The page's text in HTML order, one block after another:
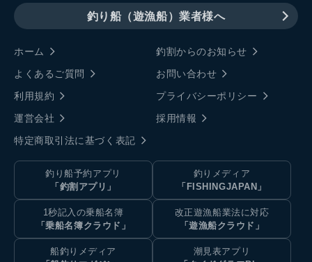
釣り船（遊漁船）業者様へ
ホーム
釣割からのお知らせ
よくあるご質問
お問い合わせ
利用規約
プライバシーポリシー
運営会社
採用情報
特定商取引法に基づく表記
釣り船予約アプリ
「釣割アプリ」
釣りメディア
「FISHINGJAPAN」
1秒記入の乗船名簿
「乗船名簿クラウド」
改正遊漁船業法に対応
「遊漁船クラウド」
船釣りメディア
潮見表アプリ